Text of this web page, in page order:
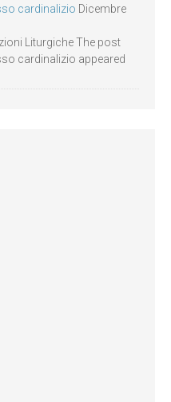
cardinalizio Dicembre
Liturgiche The post
cardinalizio appeared